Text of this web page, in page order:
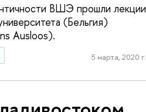
ВШЭ прошли лекции
(Бельгия)
Ausloos).
5 марта, 2020 г.